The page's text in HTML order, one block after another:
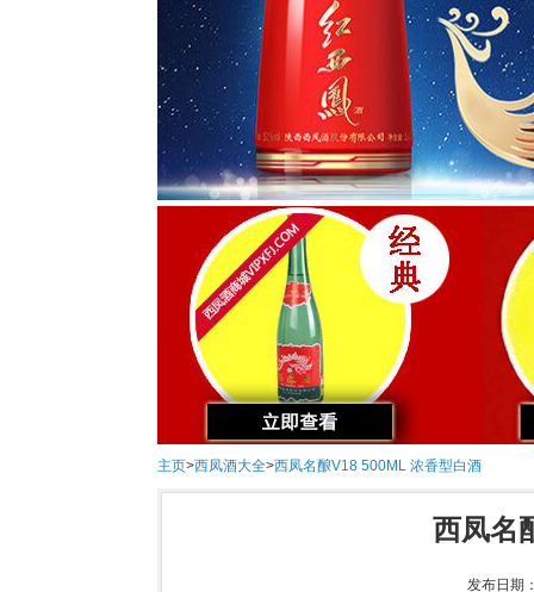
主页>西凤酒大全>西凤名酿V18 500ML 浓香型白酒
西凤名
发布日期